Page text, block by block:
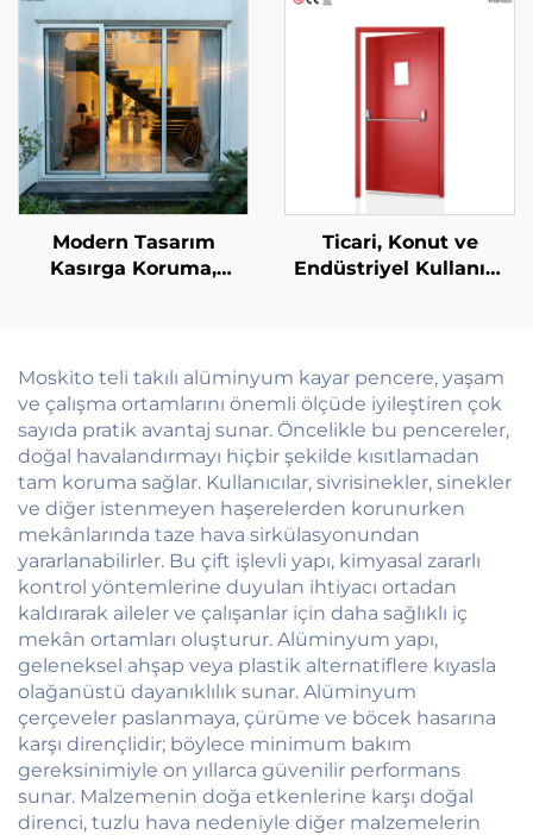
Üstlü Musluk Arkası
Modern Tasarım
Kasırga Koruma,
Dış Mekân Cam
Sürgülü Kapılar
Ticari, Konut ve
Endüstriyel Kullanım
Yangın Kapısı
Moskito teli takılı alüminyum kayar pencere, yaşam
ve çalışma ortamlarını önemli ölçüde iyileştiren çok
sayıda pratik avantaj sunar. Öncelikle bu pencereler,
doğal havalandırmayı hiçbir şekilde kısıtlamadan
tam koruma sağlar. Kullanıcılar, sivrisinekler, sinekler
ve diğer istenmeyen haşerelerden korunurken
mekânlarında taze hava sirkülasyonundan
yararlanabilirler. Bu çift işlevli yapı, kimyasal zararlı
kontrol yöntemlerine duyulan ihtiyacı ortadan
kaldırarak aileler ve çalışanlar için daha sağlıklı iç
mekân ortamları oluşturur. Alüminyum yapı,
geleneksel ahşap veya plastik alternatiflere kıyasla
olağanüstü dayanıklılık sunar. Alüminyum
çerçeveler paslanmaya, çürüme ve böcek hasarına
karşı dirençlidir; böylece minimum bakım
gereksinimiyle on yıllarca güvenilir performans
sunar. Malzemenin doğa etkenlerine karşı doğal
direnci, tuzlu hava nedeniyle diğer malzemelerin